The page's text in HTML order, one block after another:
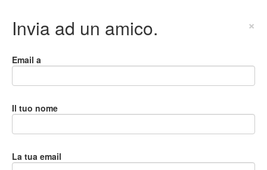
Invia ad un amico. ×
Email a
Il tuo nome
La tua email